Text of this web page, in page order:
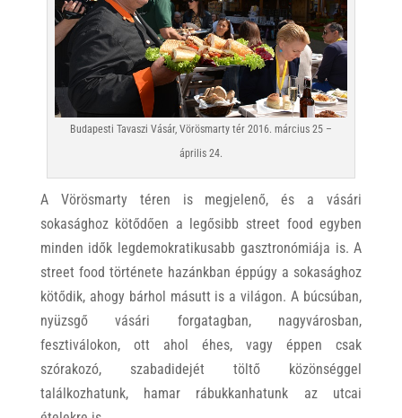
Budapesti Tavaszi Vásár, Vörösmarty tér 2016. március 25 –
április 24.
A Vörösmarty téren is megjelenő, és a vásári
sokasághoz kötődően a legősibb street food egyben
minden idők legdemokratikusabb gasztronómiája is. A
street food története hazánkban éppúgy a sokasághoz
kötődik, ahogy bárhol másutt is a világon. A búcsúban,
nyüzsgő vásári forgatagban, nagyvárosban,
fesztiválokon, ott ahol éhes, vagy éppen csak
szórakozó, szabadidejét töltő közönséggel
találkozhatunk, hamar rábukkanhatunk az utcai